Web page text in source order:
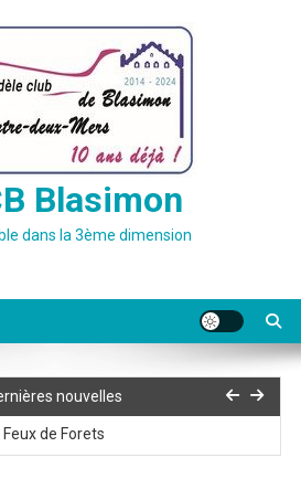
Blasimon
dans la 3ème dimension
nouvelles
Feux de Forets